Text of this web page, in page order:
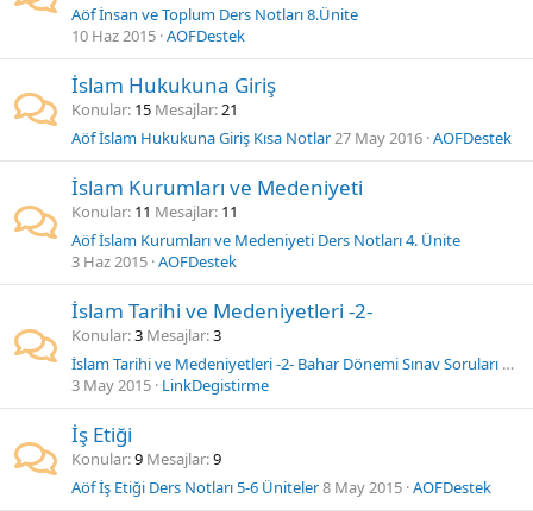
Aöf İnsan ve Toplum Ders Notları 8.Ünite
10 Haz 2015 AOFDestek
İslam Hukukuna Giriş
Konular 15 Mesajlar 21
Aöf İslam Hukukuna Giriş Kısa Notlar27 May 2016 AOFDestek
İslam Kurumları ve Medeniyeti
Konular 11 Mesajlar 11
Aöf İslam Kurumları ve Medeniyeti Ders Notları 4. Ünite
3 Haz 2015 AOFDestek
İslam Tarihi ve Medeniyetleri -2-
Konular 3 Mesajlar 3
İslam Tarihi ve Medeniyetleri -2- Bahar Dönemi Sınav Soruları Videosu
3 May 2015 LinkDegistirme
İş Etiği
Konular 9 Mesajlar 9
Aöf İş Etiği Ders Notları 5-6 Üniteler8 May 2015 AOFDestek